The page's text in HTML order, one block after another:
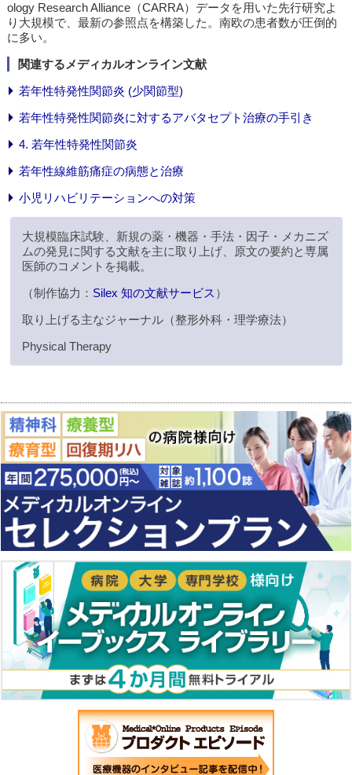
ology Research Alliance（CARRA）データを用いた先行研究よ
り大規模で、最新の参照点を構築した。南欧の患者数が圧倒的
に多い。
関連するメディカルオンライン文献
若年性特発性関節炎 (少関節型)
若年性特発性関節炎に対するアバタセプト治療の手引き
4. 若年性特発性関節炎
若年性線維筋痛症の病態と治療
小児リハビリテーションへの対策
大規模臨床試験、新規の薬・機器・手法・因子・メカニズ
ムの発見に関する文献を主に取り上げ、原文の要約と専属
医師のコメントを掲載。
（制作協力： Silex 知の文献サービス ）
取り上げる主なジャーナル（整形外科・理学療法）
Physical Therapy